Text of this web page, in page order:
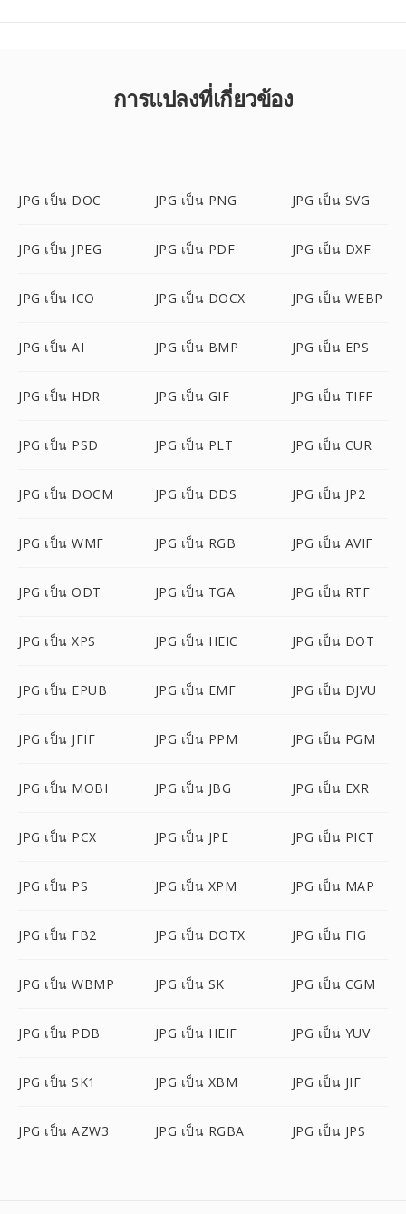
การแปลงที่เกี่ยวข้อง
JPG เป็น DOC JPG เป็น PNG JPG เป็น SVG
JPG เป็น JPEG JPG เป็น PDF JPG เป็น DXF
JPG เป็น ICO JPG เป็น DOCX JPG เป็น WEBP
JPG เป็น AI JPG เป็น BMP JPG เป็น EPS
JPG เป็น HDR JPG เป็น GIF JPG เป็น TIFF
JPG เป็น PSD JPG เป็น PLT JPG เป็น CUR
JPG เป็น DOCM JPG เป็น DDS JPG เป็น JP2
JPG เป็น WMF JPG เป็น RGB JPG เป็น AVIF
JPG เป็น ODT JPG เป็น TGA JPG เป็น RTF
JPG เป็น XPS JPG เป็น HEIC JPG เป็น DOT
JPG เป็น EPUB JPG เป็น EMF JPG เป็น DJVU
JPG เป็น JFIF JPG เป็น PPM JPG เป็น PGM
JPG เป็น MOBI JPG เป็น JBG JPG เป็น EXR
JPG เป็น PCX JPG เป็น JPE JPG เป็น PICT
JPG เป็น PS JPG เป็น XPM JPG เป็น MAP
JPG เป็น FB2 JPG เป็น DOTX JPG เป็น FIG
JPG เป็น WBMP JPG เป็น SK JPG เป็น CGM
JPG เป็น PDB JPG เป็น HEIF JPG เป็น YUV
JPG เป็น SK1 JPG เป็น XBM JPG เป็น JIF
JPG เป็น AZW3 JPG เป็น RGBA JPG เป็น JPS